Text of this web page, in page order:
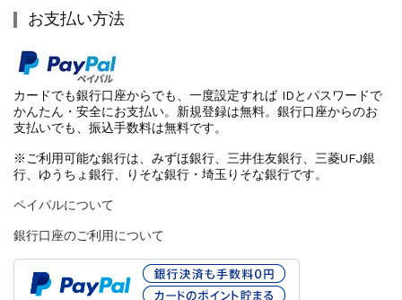
お支払い方法
カードでも銀行口座からでも、一度設定すれば IDとパスワードで
かんたん・安全にお支払い。新規登録は無料。銀行口座からのお
支払いでも、振込手数料は無料です。
※ご利用可能な銀行は、みずほ銀行、三井住友銀行、三菱UFJ銀
行、ゆうちょ銀行、りそな銀行・埼玉りそな銀行です。
ペイパルについて
銀行口座のご利用について